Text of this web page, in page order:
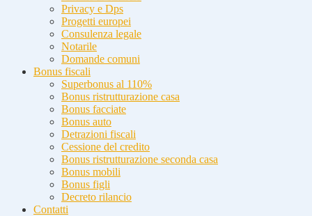
Privacy e Dps
Progetti europei
Consulenza legale
Notarile
Domande comuni
Bonus fiscali
Superbonus al 110%
Bonus ristrutturazione casa
Bonus facciate
Bonus auto
Detrazioni fiscali
Cessione del credito
Bonus ristrutturazione seconda casa
Bonus mobili
Bonus figli
Decreto rilancio
Contatti